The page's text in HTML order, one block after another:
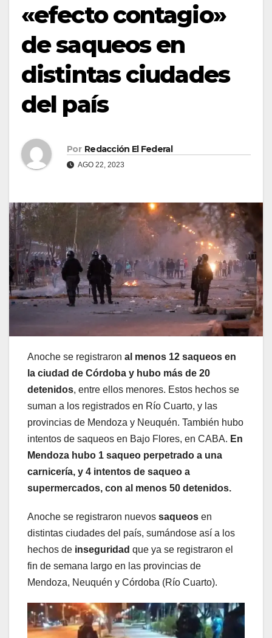
«efecto contagio»
de saqueos en
distintas ciudades
del país
Por Redacción El Federal
AGO 22, 2023
Anoche se registraron al menos 12 saqueos en
la ciudad de Córdoba y hubo más de 20
detenidos, entre ellos menores. Estos hechos se
suman a los registrados en Río Cuarto, y las
provincias de Mendoza y Neuquén. También hubo
intentos de saqueos en Bajo Flores, en CABA. En
Mendoza hubo 1 saqueo perpetrado a una
carnicería, y 4 intentos de saqueo a
supermercados, con al menos 50 detenidos.
Anoche se registraron nuevos saqueos en
distintas ciudades del país, sumándose así a los
hechos de inseguridad que ya se registraron el
fin de semana largo en las provincias de
Mendoza, Neuquén y Córdoba (Río Cuarto).